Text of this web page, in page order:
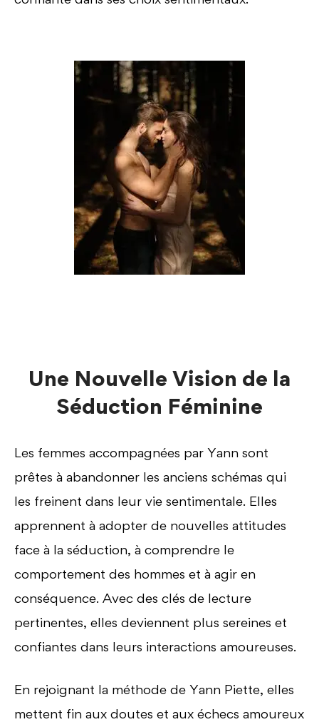
Une Nouvelle Vision de la
Séduction Féminine
Les femmes accompagnées par Yann sont
prêtes à abandonner les anciens schémas qui
les freinent dans leur vie sentimentale. Elles
apprennent à adopter de nouvelles attitudes
face à la séduction, à comprendre le
comportement des hommes et à agir en
conséquence. Avec des clés de lecture
pertinentes, elles deviennent plus sereines et
confiantes dans leurs interactions amoureuses.
En rejoignant la méthode de Yann Piette, elles
mettent fin aux doutes et aux échecs amoureux